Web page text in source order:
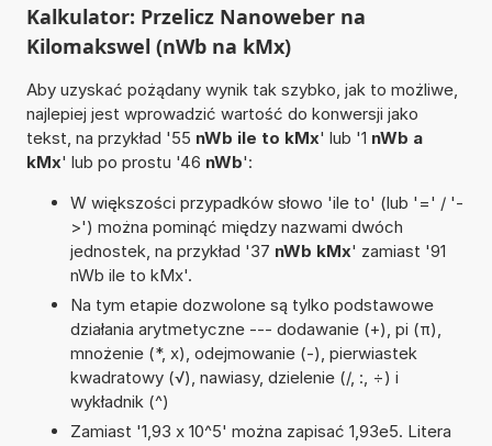
Kalkulator: Przelicz Nanoweber na
Kilomakswel (nWb na kMx)
Aby uzyskać pożądany wynik tak szybko, jak to możliwe,
najlepiej jest wprowadzić wartość do konwersji jako
tekst, na przykład '55 nWb ile to kMx' lub '1 nWb a
kMx' lub po prostu '46 nWb':
W większości przypadków słowo 'ile to' (lub '=' / '-
>') można pominąć między nazwami dwóch
jednostek, na przykład '37 nWb kMx' zamiast '91
nWb ile to kMx'.
Na tym etapie dozwolone są tylko podstawowe
działania arytmetyczne --- dodawanie (+), pi (π),
mnożenie (*, x), odejmowanie (-), pierwiastek
kwadratowy (√), nawiasy, dzielenie (/, :, ÷) i
wykładnik (^)
Zamiast '1,93 x 10^5' można zapisać 1,93e5. Litera